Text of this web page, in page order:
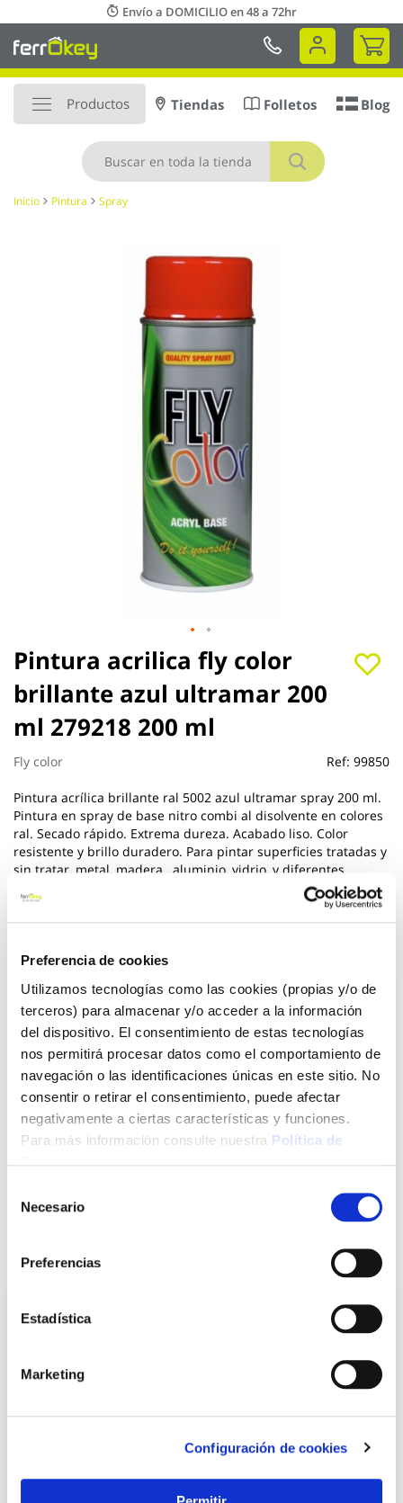
Preferencia de cookies
Utilizamos tecnologías como las cookies (propias y/o de
terceros) para almacenar y/o acceder a la información
del dispositivo. El consentimiento de estas tecnologías
nos permitirá procesar datos como el comportamiento de
navegación o las identificaciones únicas en este sitio. No
consentir o retirar el consentimiento, puede afectar
negativamente a ciertas características y funciones.
Para más información consulte nuestra Política de
Necesario
Preferencias
Estadística
Marketing
Configuración de cookies
al
contenido
Envío a DOMICILIO en 48 a 72hr
Mi
Productos
Buscar
Tiendas Folletos Blog
Inicio Pintura Spray
Pintura acrilica fly color
brillante azul ultramar 200
ml 279218 200 ml
Fly color Ref: 99850
Pintura acrílica brillante ral 5002 azul ultramar spray 200 ml.
Pintura en spray de base nitro combi al disolvente en colores
ral. Secado rápido. Extrema dureza. Acabado liso. Color
resistente y brillo duradero. Para pintar superficies tratadas y
sin tratar, metal, madera , aluminio, vidrio, y diferentes
plásticos. Recomendar imprimar las superficies no tratadas.
200 ml de contenido. Medida 16.7 x 5.5 x 5.5 cm. Peso 0.210
kg.
*** Utilice los biocidas de forma segura. Lea siempre la
Ver más
2,71 €
Agotado
Avisarme
Saltar
al
comienzo
de
la
galería
de
También te puede interesar
Pintura spray next satinado 400 ml beige paris motip